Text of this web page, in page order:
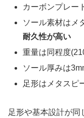
カーボンプレー
ソール素材はメ
耐久性が高い
重量は同程度
ソール厚みは
足形はメタスピ
足形や基本設計が同